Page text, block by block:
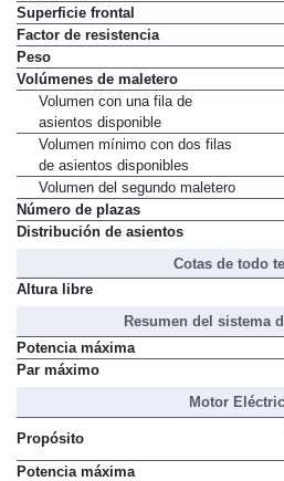
Superficie frontal
Factor de resistencia
Peso
Volúmenes de maletero
Volumen con una fila de
asientos disponible
Volumen mínimo con dos filas
de asientos disponibles
Volumen del segundo maletero
Número de plazas
Distribución de asientos
Cotas de todo
Altura libre
Resumen del sistema
Potencia máxima
Par máximo
Motor
Propósito
Potencia máxima